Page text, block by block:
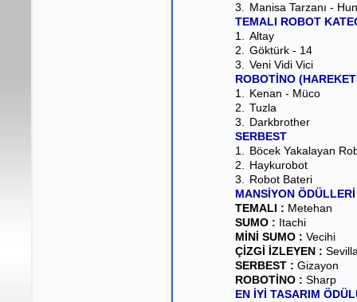
3.
Manisa Tarzanı - Hun
TEMALI ROBOT
1.
Altay
2.
Göktürk - 14
3.
Veni Vidi Vici
ROBOTİNO
1.
Kenan - Müco
2.
Tuzla
3.
Darkbrother
SERBEST
1.
Böcek Yakalayan
2.
Haykurobot
3.
Robot Bateri
MANSİYON ÖDÜLLERİ
TEMALI : Metehan
SUMO : Itachi
MİNİ SUMO : Vecihi
ÇİZGİ İZLEYEN :
SERBEST : Gizayon
ROBOTİNO : Sharp
EN İYİ TASARIM